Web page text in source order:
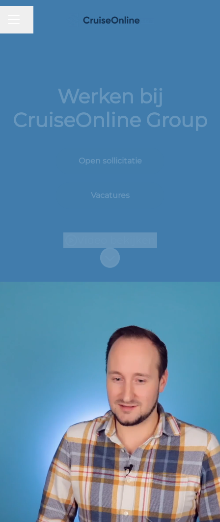
Werken bij
CruiseOnline Group
Open sollicitatie
Vacatures
Naar content scrollen
Hoi, leuk je te leren
kennen 👋
Wij zijn CruiseOnline Group BV. Een
groep van meer dan zestig vrienden
(CruiseOnline Crew) die gek zijn op
cruises, vakanties en technologie.
Wij geloven erin dat met geweldige
mensen, onze cultuur en geweldige
technologie alles mogelijk is. Dat
dromen werkelijkheid kunnen
worden, waar werk leuk hoort te zijn